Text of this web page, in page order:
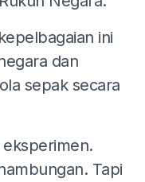
ini
dan
sepak secara
eksperimen.
Tapi